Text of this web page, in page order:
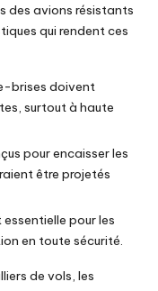
des avions résistants
qui rendent ces
brises doivent
surtout à haute
pour encaisser les
être projetés
pour les
en toute sécurité.
de vols, les